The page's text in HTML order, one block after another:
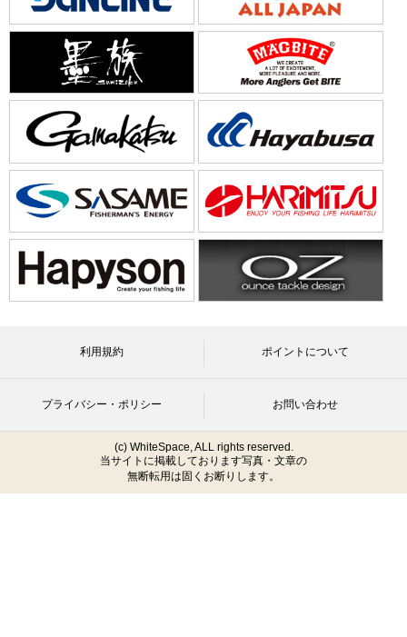
利用規約 ポイントについて
プライバシー・ポリシー お問い合わせ
(c) WhiteSpace, ALL rights reserved.
当サイトに掲載しております写真・文章の
無断転用は固くお断りします。